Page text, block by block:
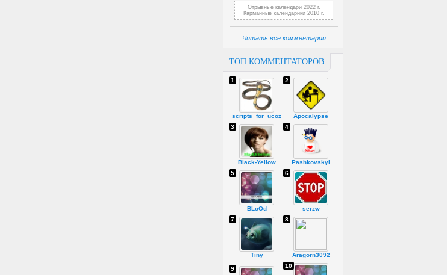
Отрывные календари 2022 г.
Карманные календарики 2010 г.
Читать все комментарии
ТОП КОММЕНТАТОРОВ
scripts_for_ucoz
1
Apocalypse
2
Black-Yellow
3
Pashkovskyi
4
BLoOd
5
serzw
6
Tiny
7
Aragorn3092
8
9 10